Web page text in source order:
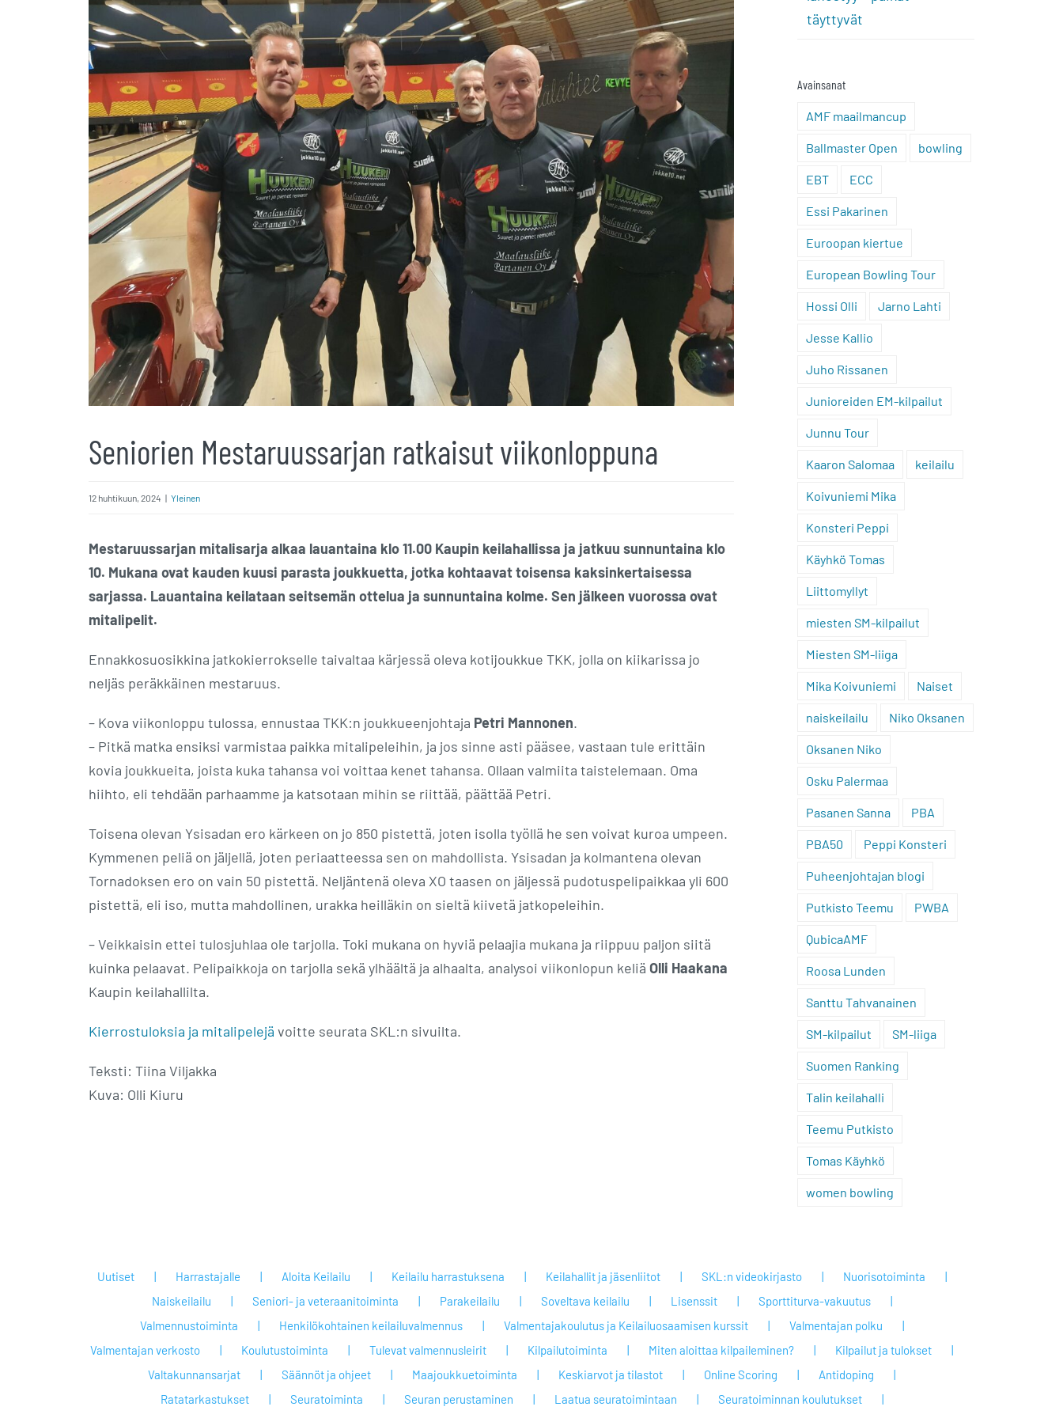
Seniorien Mestaruussarjan ratkaisut viikonloppuna
12 huhtikuun, 2024 | Yleinen
Mestaruussarjan mitalisarja alkaa lauantaina klo 11.00 Kaupin keilahallissa ja jatkuu sunnuntaina klo
10. Mukana ovat kauden kuusi parasta joukkuetta, jotka kohtaavat toisensa kaksinkertaisessa
sarjassa. Lauantaina keilataan seitsemän ottelua ja sunnuntaina kolme. Sen jälkeen vuorossa ovat
mitalipelit.
Ennakkosuosikkina jatkokierrokselle taivaltaa kärjessä oleva kotijoukkue TKK, jolla on kiikarissa jo
neljäs peräkkäinen mestaruus.
– Kova viikonloppu tulossa, ennustaa TKK:n joukkueenjohtaja Petri Mannonen.
– Pitkä matka ensiksi varmistaa paikka mitalipeleihin, ja jos sinne asti pääsee, vastaan tule erittäin
kovia joukkueita, joista kuka tahansa voi voittaa kenet tahansa. Ollaan valmiita taistelemaan. Oma
hiihto, eli tehdään parhaamme ja katsotaan mihin se riittää, päättää Petri.
Toisena olevan Ysisadan ero kärkeen on jo 850 pistettä, joten isolla työllä he sen voivat kuroa umpeen.
Kymmenen peliä on jäljellä, joten periaatteessa sen on mahdollista. Ysisadan ja kolmantena olevan
Tornadoksen ero on vain 50 pistettä. Neljäntenä oleva XO taasen on jäljessä pudotuspelipaikkaa yli 600
pistettä, eli iso, mutta mahdollinen, urakka heilläkin on sieltä kiivetä jatkopeleihin.
– Veikkaisin ettei tulosjuhlaa ole tarjolla. Toki mukana on hyviä pelaajia mukana ja riippuu paljon siitä
kuinka pelaavat. Pelipaikkoja on tarjolla sekä ylhäältä ja alhaalta, analysoi viikonlopun keliä Olli Haakana
Kaupin keilahallilta.
Kierrostuloksia ja mitalipelejä voitte seurata SKL:n sivuilta.
Teksti: Tiina Viljakka
Kuva: Olli Kiuru
täyttyvät
Avainsanat
AMF maailmancup
Ballmaster Open bowling
EBT ECC
Essi Pakarinen
Euroopan kiertue
European Bowling Tour
Hossi Olli Jarno Lahti
Jesse Kallio
Juho Rissanen
Junioreiden EM-kilpailut
Junnu Tour
Kaaron Salomaa keilailu
Koivuniemi Mika
Konsteri Peppi
Käyhkö Tomas
Liittomyllyt
miesten SM-kilpailut
Miesten SM-liiga
Mika Koivuniemi Naiset
naiskeilailu Niko Oksanen
Oksanen Niko
Osku Palermaa
Pasanen Sanna PBA
PBA50 Peppi Konsteri
Puheenjohtajan blogi
Putkisto Teemu PWBA
QubicaAMF
Roosa Lunden
Santtu Tahvanainen
SM-kilpailut SM-liiga
Suomen Ranking
Talin keilahalli
Teemu Putkisto
Tomas Käyhkö
women bowling
Uutiset Harrastajalle Aloita Keilailu Keilailu harrastuksena Keilahallit ja jäsenliitot SKL:n videokirjasto
Nuorisotoiminta
Naiskeilailu
Seniori- ja veteraanitoiminta Parakeilailu Soveltava keilailu Lisenssit
Sporttiturva-vakuutus
Valmennustoiminta
Henkilökohtainen keilailuvalmennus Valmentajakoulutus ja Keilailuosaamisen kurssit
Valmentajan polku
Valmentajan verkosto
Koulutustoiminta Tulevat valmennusleirit Kilpailutoiminta Miten aloittaa kilpaileminen?
Kilpailut ja tulokset
Valtakunnansarjat
Säännöt ja ohjeet Maajoukkuetoiminta Keskiarvot ja tilastot Online Scoring
Antidoping
Ratatarkastukset
Seuratoiminta Seuran perustaminen Laatua seuratoimintaan
Seuratoiminnan koulutukset